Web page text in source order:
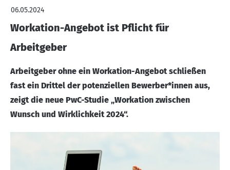
06.05.2024
Workation-Angebot ist Pflicht für
Arbeitgeber
Arbeitgeber ohne ein Workation-Angebot schließen
fast ein Drittel der potenziellen Bewerber*innen aus,
zeigt die neue PwC-Studie „Workation zwischen
Wunsch und Wirklichkeit 2024“.